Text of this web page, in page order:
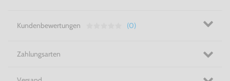
Kundenbewertungen (0)
Zahlungsarten